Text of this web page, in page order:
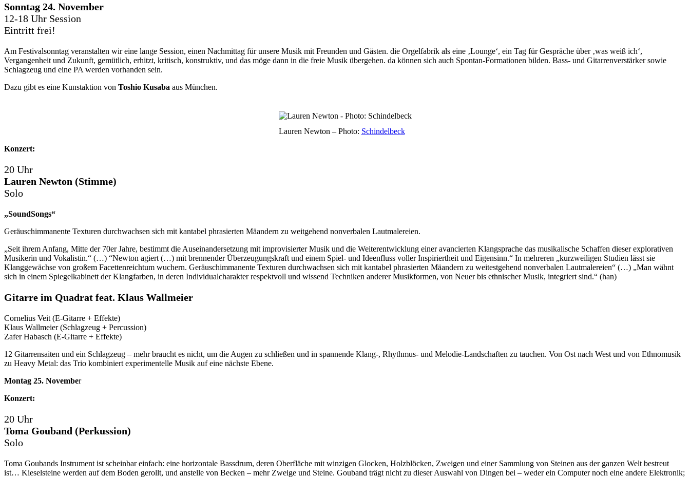
Sonntag 24. November
12-18 Uhr Session
Eintritt frei!
Am Festivalsonntag veranstalten wir eine lange Session, einen Nachmittag für unsere Musik mit Freunden und Gästen. die Orgelfabrik als eine ‚Lounge‘, ein Tag für Gespräche über ‚was weiß ich‘,
Vergangenheit und Zukunft, gemütlich, erhitzt, kritisch, konstruktiv, und das möge dann in die freie Musik übergehen. da können sich auch Spontan-Formationen bilden. Bass- und Gitarrenverstärker sowie
Schlagzeug und eine PA werden vorhanden sein.
Dazu gibt es eine Kunstaktion von Toshio Kusaba aus München.
Lauren Newton – Photo: Schindelbeck
Konzert:
20 Uhr
Lauren Newton (Stimme)
Solo
„SoundSongs“
Geräuschimmanente Texturen durchwachsen sich mit kantabel phrasierten Mäandern zu weitgehend nonverbalen Lautmalereien.
„Seit ihrem Anfang, Mitte der 70er Jahre, bestimmt die Auseinandersetzung mit improvisierter Musik und die Weiterentwicklung einer avancierten Klangsprache das musikalische Schaffen dieser explorativen
Musikerin und Vokalistin.“ (…) “Newton agiert (…) mit brennender Überzeugungskraft und einem Spiel- und Ideenfluss voller Inspiriertheit und Eigensinn.“ In mehreren „kurzweiligen Studien lässt sie
Klanggewächse von großem Facettenreichtum wuchern. Geräuschimmanente Texturen durchwachsen sich mit kantabel phrasierten Mäandern zu weitestgehend nonverbalen Lautmalereien“ (…) „Man wähnt
sich in einem Spiegelkabinett der Klangfarben, in deren Individualcharakter respektvoll und wissend Techniken anderer Musikformen, von Neuer bis ethnischer Musik, integriert sind.“ (han)
Gitarre im Quadrat feat. Klaus Wallmeier
Cornelius Veit (E-Gitarre + Effekte)
Klaus Wallmeier (Schlagzeug + Percussion)
Zafer Habasch (E-Gitarre + Effekte)
12 Gitarrensaiten und ein Schlagzeug – mehr braucht es nicht, um die Augen zu schließen und in spannende Klang-, Rhythmus- und Melodie-Landschaften zu tauchen. Von Ost nach West und von Ethnomusik
zu Heavy Metal: das Trio kombiniert experimentelle Musik auf eine nächste Ebene.
Montag 25. November
Konzert:
20 Uhr
Toma Gouband (Perkussion)
Solo
Toma Goubands Instrument ist scheinbar einfach: eine horizontale Bassdrum, deren Oberfläche mit winzigen Glocken, Holzblöcken, Zweigen und einer Sammlung von Steinen aus der ganzen Welt bestreut
ist… Kieselsteine werden auf dem Boden gerollt, und anstelle von Becken – mehr Zweige und Steine. Gouband trägt nicht zu dieser Auswahl von Dingen bei – weder ein Computer noch eine andere Elektronik;